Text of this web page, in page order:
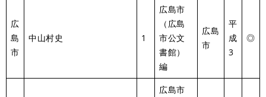
広
島
市
中山村史 1
広島市
（広島
市公文
書館）
編
広島
市
平
成
3
◎
広島市